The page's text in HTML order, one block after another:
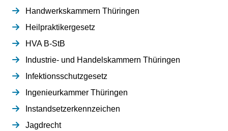
Handwerkskammern Thüringen
Heilpraktikergesetz
HVA B-StB
Industrie- und Handelskammern Thüringen
Infektionsschutzgesetz
Ingenieurkammer Thüringen
Instandsetzerkennzeichen
Jagdrecht